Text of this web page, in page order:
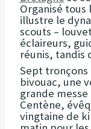
Organisé
illustre le
scouts –
éclaireurs,
réunis, tandis
Sept
bivouac, une
grande
Centène,
vingtaine de